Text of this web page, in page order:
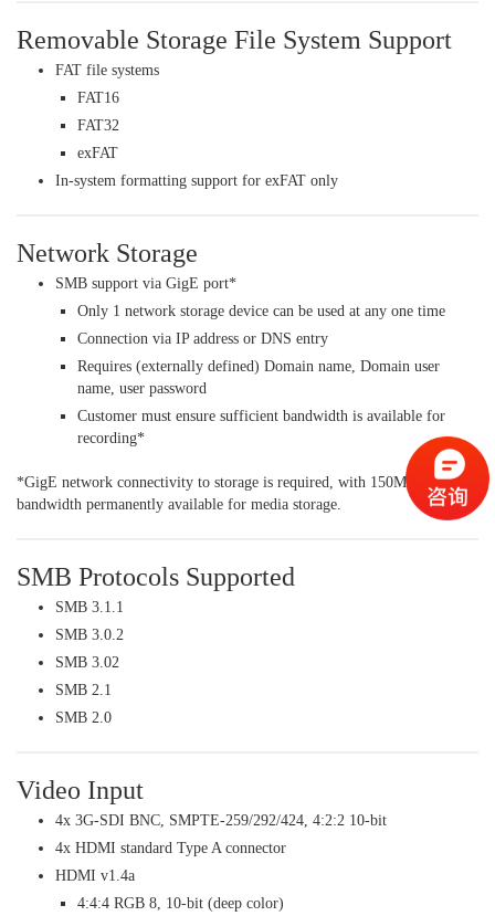
Removable Storage File System Support
FAT file systems
FAT16
FAT32
exFAT
In-system formatting support for exFAT only
Network Storage
SMB support via GigE port*
Only 1 network storage device can be used at any one time
Connection via IP address or DNS entry
Requires (externally defined) Domain name, Domain user
name, user password
Customer must ensure sufficient bandwidth is available for
recording*
*GigE network connectivity to storage is required, with 150Mbps of
bandwidth permanently available for media storage.
SMB Protocols Supported
SMB 3.1.1
SMB 3.0.2
SMB 3.02
SMB 2.1
SMB 2.0
Video Input
4x 3G-SDI BNC, SMPTE-259/292/424, 4:2:2 10-bit
4x HDMI standard Type A connector
HDMI v1.4a
4:4:4 RGB 8, 10-bit (deep color)